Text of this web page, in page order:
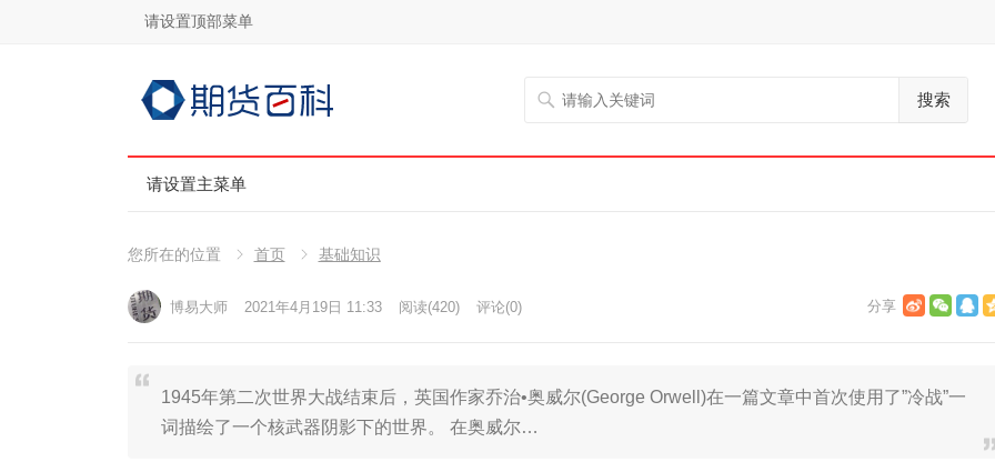
请设置顶部菜单
搜索
请设置主菜单
您所在的位置 首页 基础知识
博易大师 2021年4月19日 11:33 阅读(420) 评论(0)
1945年第二次世界大战结束后，英国作家乔治•奥威尔(George Orwell)在一篇文章中首次使用了”冷战”一
词描绘了一个核武器阴影下的世界。 在奥威尔…